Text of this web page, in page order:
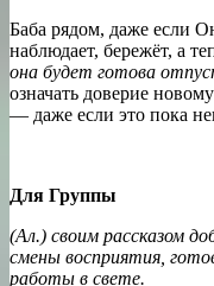
Баба рядом, даже если
наблюдает, бережёт, а
она будет готова
означать доверие
— даже если это пока
Для Группы
(Ал.) своим рассказом
смены восприятия,
работы в свете.